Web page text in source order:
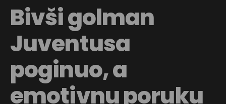
Bivši golman
Juventusa
poginuo, a
emotivnu poruku